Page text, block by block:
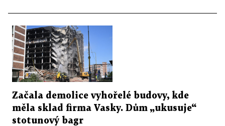
Začala demolice vyhořelé budovy, kde
měla sklad firma Vasky. Dům „ukusuje“
stotunový bagr